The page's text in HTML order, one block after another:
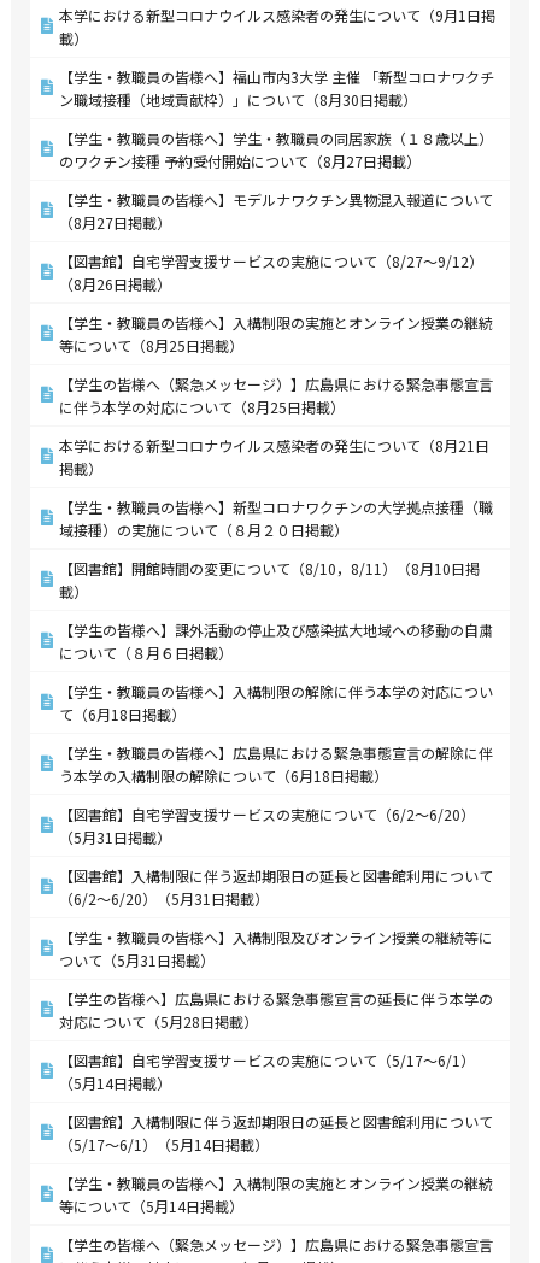
本学における新型コロナウイルス感染者の発生について（9月1日掲
載）
【学生・教職員の皆様へ】福山市内3大学 主催 「新型コロナワクチ
ン職域接種（地域貢献枠）」について（8月30日掲載）
【学生・教職員の皆様へ】学生・教職員の同居家族（１８歳以上）
のワクチン接種 予約受付開始について（8月27日掲載）
【学生・教職員の皆様へ】モデルナワクチン異物混入報道について
（8月27日掲載）
【図書館】自宅学習支援サービスの実施について（8/27～9/12）
（8月26日掲載）
【学生・教職員の皆様へ】入構制限の実施とオンライン授業の継続
等について（8月25日掲載）
【学生の皆様へ（緊急メッセージ）】広島県における緊急事態宣言
に伴う本学の対応について（8月25日掲載）
本学における新型コロナウイルス感染者の発生について（8月21日
掲載）
【学生・教職員の皆様へ】新型コロナワクチンの大学拠点接種（職
域接種）の実施について（８月２０日掲載）
【図書館】開館時間の変更について（8/10，8/11）（8月10日掲
載）
【学生の皆様へ】課外活動の停止及び感染拡大地域への移動の自粛
について（８月６日掲載）
【学生・教職員の皆様へ】入構制限の解除に伴う本学の対応につい
て（6月18日掲載）
【学生・教職員の皆様へ】広島県における緊急事態宣言の解除に伴
う本学の入構制限の解除について（6月18日掲載）
【図書館】自宅学習支援サービスの実施について（6/2～6/20）
（5月31日掲載）
【図書館】入構制限に伴う返却期限日の延長と図書館利用について
（6/2～6/20）（5月31日掲載）
【学生・教職員の皆様へ】入構制限及びオンライン授業の継続等に
ついて（5月31日掲載）
【学生の皆様へ】広島県における緊急事態宣言の延長に伴う本学の
対応について（5月28日掲載）
【図書館】自宅学習支援サービスの実施について（5/17～6/1）
（5月14日掲載）
【図書館】入構制限に伴う返却期限日の延長と図書館利用について
（5/17～6/1）（5月14日掲載）
【学生・教職員の皆様へ】入構制限の実施とオンライン授業の継続
等について（5月14日掲載）
【学生の皆様へ（緊急メッセージ）】広島県における緊急事態宣言